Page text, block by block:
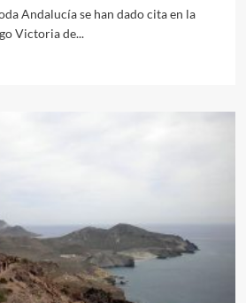
Andalucía se han dado cita en la
Victoria de...